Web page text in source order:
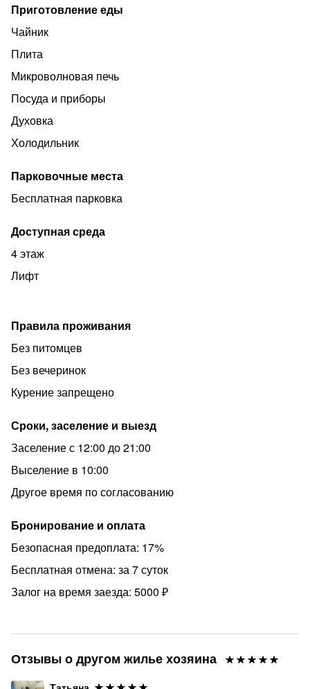
Приготовление еды
Чайник
Плита
Микроволновая печь
Посуда и приборы
Духовка
Холодильник
Парковочные места
Бесплатная парковка
Доступная среда
4 этаж
Лифт
Правила проживания
Без питомцев
Без вечеринок
Курение запрещено
Сроки, заселение и выезд
Заселение с 12:00 до 21:00
Выселение в 10:00
Другое время по согласованию
Бронирование и оплата
Безопасная предоплата: 17%
Бесплатная отмена: за 7 суток
Залог на время заезда: 5000 ₽
Отзывы о другом жилье хозяина